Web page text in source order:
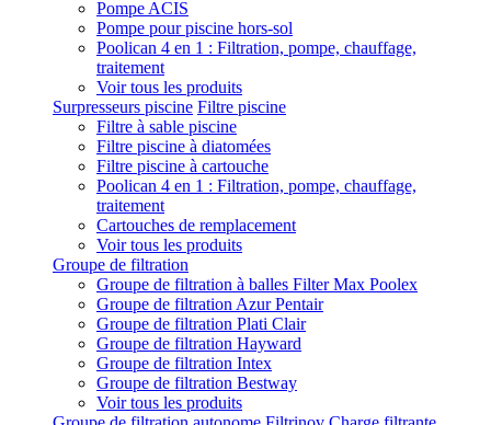
Pompe ACIS
Pompe pour piscine hors-sol
Poolican 4 en 1 : Filtration, pompe, chauffage,
traitement
Voir tous les produits
Surpresseurs piscine Filtre piscine
Filtre à sable piscine
Filtre piscine à diatomées
Filtre piscine à cartouche
Poolican 4 en 1 : Filtration, pompe, chauffage,
traitement
Cartouches de remplacement
Voir tous les produits
Groupe de filtration
Groupe de filtration à balles Filter Max Poolex
Groupe de filtration Azur Pentair
Groupe de filtration Plati Clair
Groupe de filtration Hayward
Groupe de filtration Intex
Groupe de filtration Bestway
Voir tous les produits